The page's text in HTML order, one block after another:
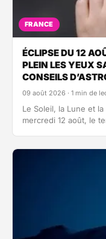
FRANCE
ÉCLIPSE DU 12
PLEIN LES YEUX
CONSEILS
09 août 2026 · 1 min de
Le Soleil, la Lune et
mercredi 12 août, le